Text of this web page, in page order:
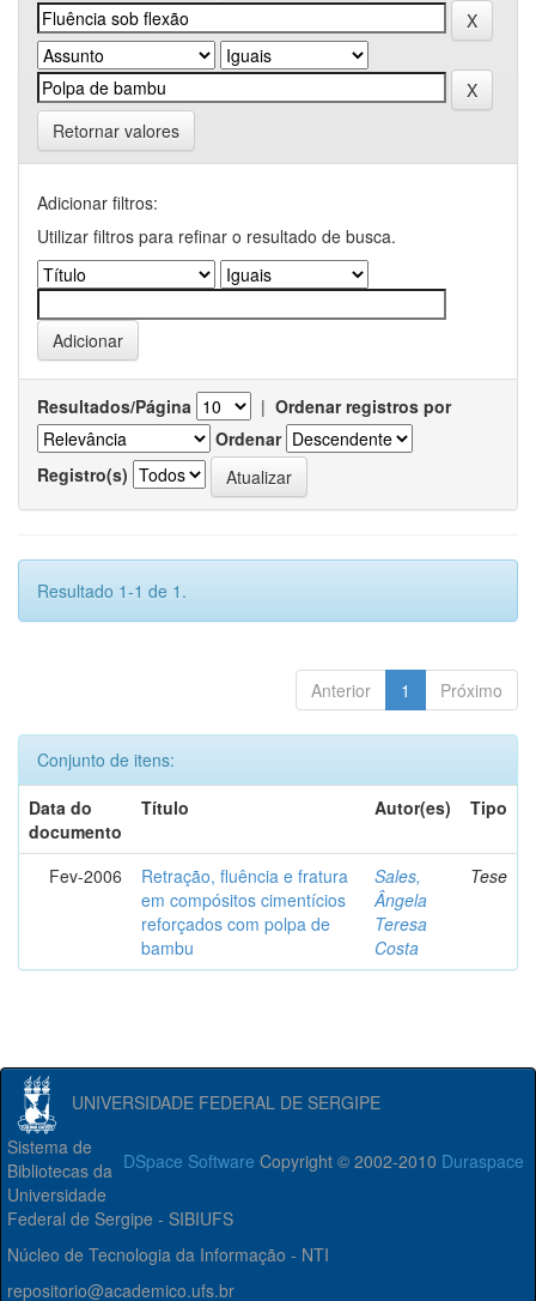
Retornar valores
Adicionar filtros:
Utilizar filtros para refinar o resultado de busca.
Resultados/Página | Ordenar registros por
Ordenar
Registro(s)
Resultado 1-1 de 1.
Anterior 1 Próximo
Conjunto de itens:
Data do
documento
Título Autor(es) Tipo
Fev-2006
Retração, fluência e fratura
em compósitos cimentícios
reforçados com polpa de
bambu
Sales,
Ângela
Teresa
Costa
Tese
UNIVERSIDADE FEDERAL DE SERGIPE
DSpace Software Copyright © 2002-2010 Duraspace
Sistema de
Bibliotecas da
Universidade
Federal de Sergipe - SIBIUFS
Núcleo de Tecnologia da Informação - NTI
repositorio@academico.ufs.br